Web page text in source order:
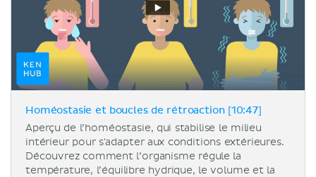
Homéostasie et boucles de rétroaction [10:47]
Aperçu de l’homéostasie, qui stabilise le milieu
intérieur pour s'adapter aux conditions extérieures.
Découvrez comment l’organisme régule la
température, l’équilibre hydrique, le volume et la